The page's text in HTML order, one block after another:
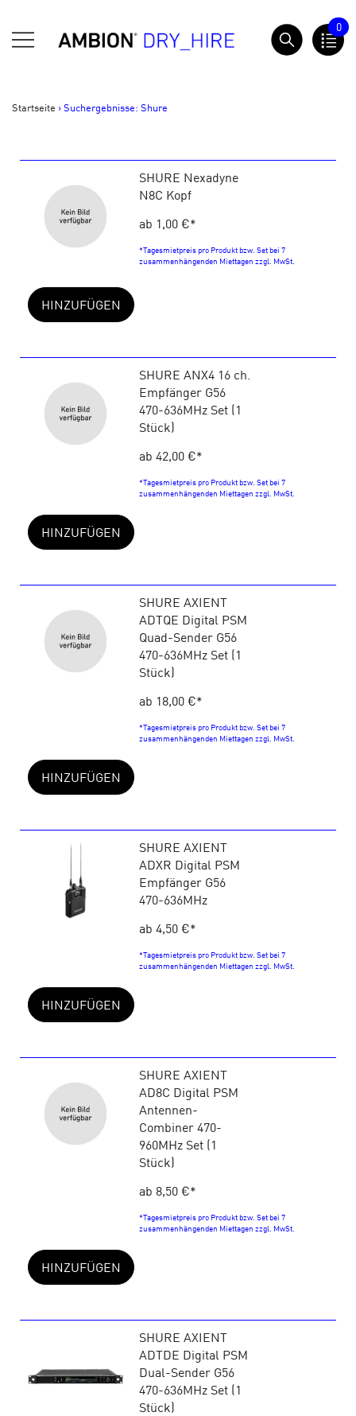
zum
Inhalt
AMBION Dry Hire
0
Startseite >Suchergebnisse: Shure
SHURE Nexadyne
N8C Kopf
ab 1,00 €*
*Tagesmietpreis pro Produkt bzw. Set bei 7
zusammenhängenden Miettagen zzgl. MwSt.
HINZUFÜGEN
SHURE ANX4 16 ch.
Empfänger G56
470-636MHz Set (1
Stück)
ab 42,00 €*
*Tagesmietpreis pro Produkt bzw. Set bei 7
zusammenhängenden Miettagen zzgl. MwSt.
HINZUFÜGEN
SHURE AXIENT
ADTQE Digital PSM
Quad-Sender G56
470-636MHz Set (1
Stück)
ab 18,00 €*
*Tagesmietpreis pro Produkt bzw. Set bei 7
zusammenhängenden Miettagen zzgl. MwSt.
HINZUFÜGEN
SHURE AXIENT
ADXR Digital PSM
Empfänger G56
470-636MHz
ab 4,50 €*
*Tagesmietpreis pro Produkt bzw. Set bei 7
zusammenhängenden Miettagen zzgl. MwSt.
HINZUFÜGEN
SHURE AXIENT
AD8C Digital PSM
Antennen-
Combiner 470-
960MHz Set (1
Stück)
ab 8,50 €*
*Tagesmietpreis pro Produkt bzw. Set bei 7
zusammenhängenden Miettagen zzgl. MwSt.
HINZUFÜGEN
SHURE AXIENT
ADTDE Digital PSM
Dual-Sender G56
470-636MHz Set (1
Stück)